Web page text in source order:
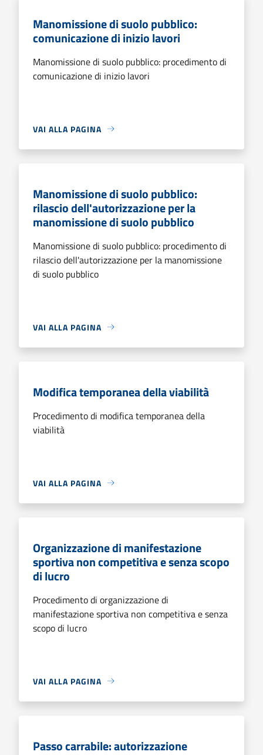
Manomissione di suolo pubblico:
comunicazione di inizio lavori
Manomissione di suolo pubblico: procedimento di
comunicazione di inizio lavori
VAI ALLA PAGINA
Manomissione di suolo pubblico:
rilascio dell'autorizzazione per la
manomissione di suolo pubblico
Manomissione di suolo pubblico: procedimento di
rilascio dell'autorizzazione per la manomissione
di suolo pubblico
VAI ALLA PAGINA
Modifica temporanea della viabilità
Procedimento di modifica temporanea della
viabilità
VAI ALLA PAGINA
Organizzazione di manifestazione
sportiva non competitiva e senza scopo
di lucro
Procedimento di organizzazione di
manifestazione sportiva non competitiva e senza
scopo di lucro
VAI ALLA PAGINA
Passo carrabile: autorizzazione